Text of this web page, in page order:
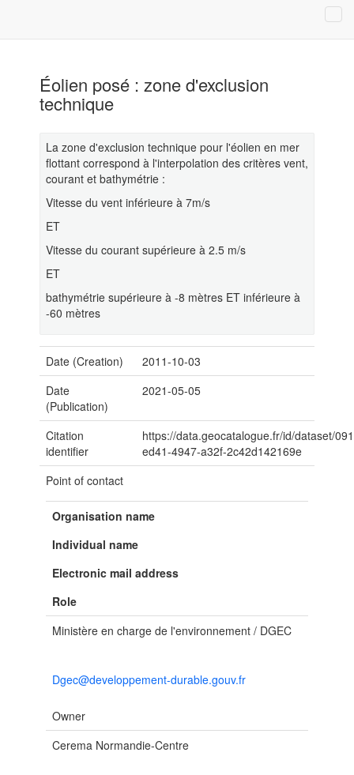
Éolien posé : zone d'exclusion
technique
La zone d'exclusion technique pour l'éolien en mer
flottant correspond à l'interpolation des critères vent,
courant et bathymétrie :
Vitesse du vent inférieure à 7m/s
ET
Vitesse du courant supérieure à 2.5 m/s
ET
bathymétrie supérieure à -8 mètres ET inférieure à
-60 mètres
Date (Creation)
2011-10-03
Date
(Publication)
2021-05-05
Citation
identifier
https://data.geocatalogue.fr/id/dataset/
ed41-4947-a32f-2c42d142169e
Point of contact
Organisation name
Individual name
Electronic mail address
Role
Ministère en charge de l'environnement / DGEC
Dgec@developpement-durable.gouv.fr
Owner
Cerema Normandie-Centre